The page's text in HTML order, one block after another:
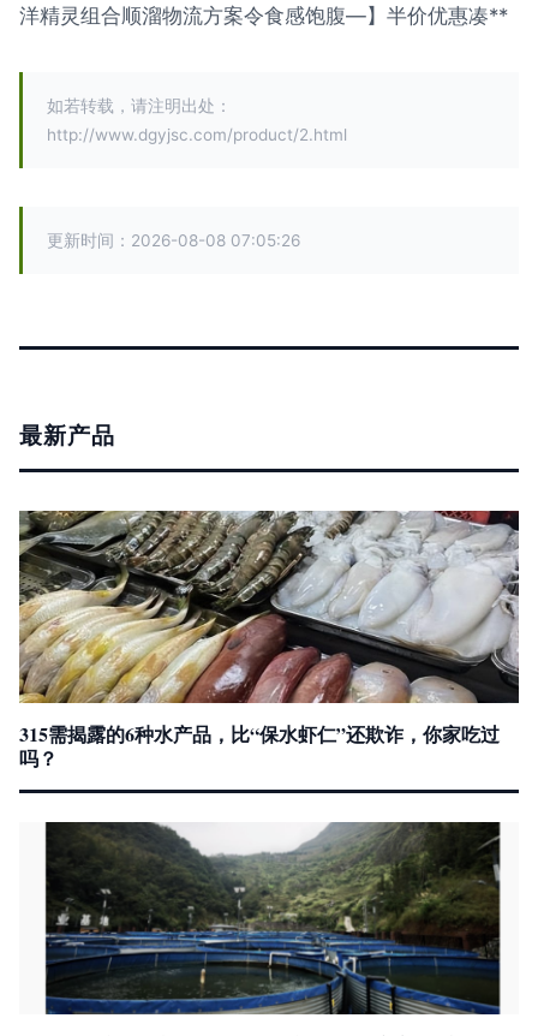
洋精灵组合顺溜物流方案令食感饱腹—】半价优惠凑**
如若转载，请注明出处：
http://www.dgyjsc.com/product/2.html
更新时间：2026-08-08 07:05:26
最新产品
315需揭露的6种水产品，比“保水虾仁”还欺诈，你家吃过
吗？